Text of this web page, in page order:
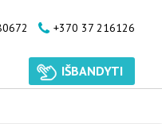
+370 37 216126
IŠBANDYTI